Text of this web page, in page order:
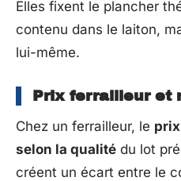
Elles fixent le plancher
contenu dans le laiton,
lui-même.
Prix ferrailleur et
Chez un ferrailleur, le
selon la qualité du lot
créent un écart entre le